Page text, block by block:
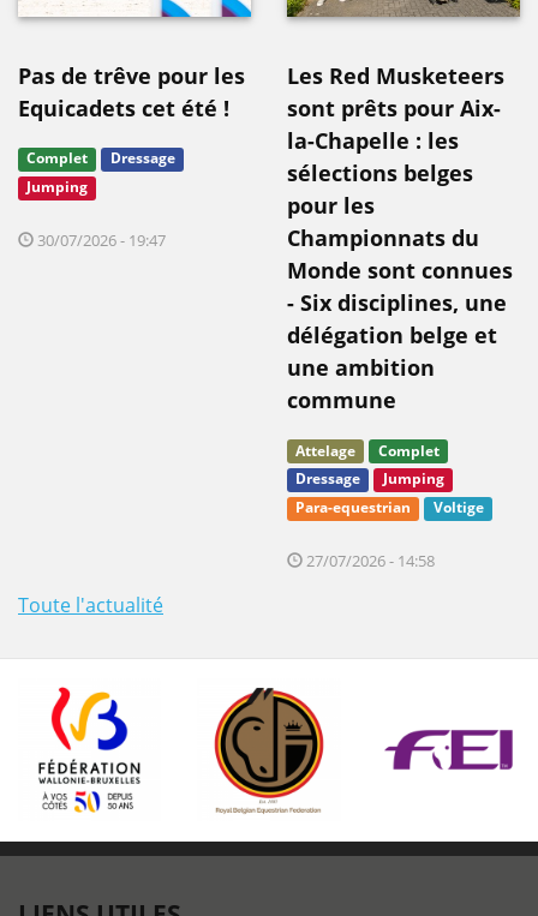
Pas de trêve pour les
Equicadets cet été !
Complet
Dressage
Jumping
30/07/2026 - 19:47
Les Red Musketeers
sont prêts pour Aix-
la-Chapelle : les
sélections belges
pour les
Championnats du
Monde sont connues
- Six disciplines, une
délégation belge et
une ambition
commune
Attelage
Complet
Dressage
Jumping
Para-equestrian
Voltige
27/07/2026 - 14:58
Toute l'actualité